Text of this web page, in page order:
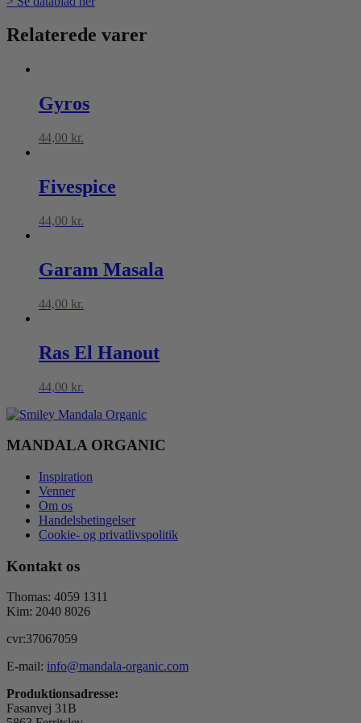
Relaterede varer
Gyros
44,00 kr.
Fivespice
44,00 kr.
Garam Masala
44,00 kr.
Ras El Hanout
44,00 kr.
MANDALA ORGANIC
Inspiration
Venner
Om os
Handelsbetingelser
Cookie- og privatlivspolitik
Kontakt os
Thomas: 4059 1311
Kim: 2040 8026
cvr:37067059
E-mail: info@mandala-organic.com
Produktionsadresse:
Fasanvej 31B